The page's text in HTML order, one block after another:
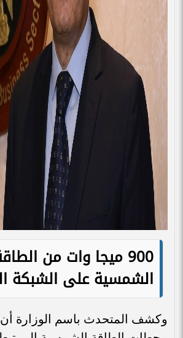
900 ميجا وات من
الشمسية على الشبكة
وكشف المتحدث باسم الوزارة